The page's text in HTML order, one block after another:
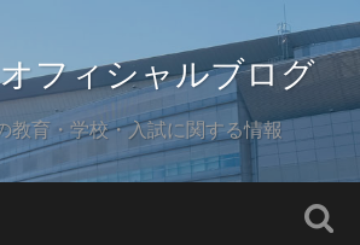
フィシャルブログ
教育・学校・入試に関する情報